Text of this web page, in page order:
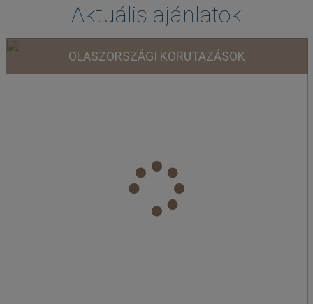
Aktuális ajánlatok
OLASZORSZÁGI KÖRUTAZÁSOK